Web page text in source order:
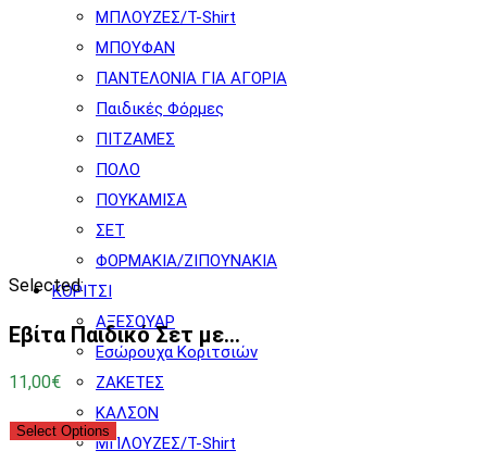
ΜΠΛΟΥΖΕΣ/T-Shirt
ΜΠΟΥΦΑΝ
ΠΑΝΤΕΛΟΝΙΑ ΓΙΑ ΑΓΟΡΙΑ
Παιδικές Φόρμες
ΠΙΤΖΑΜΕΣ
ΠΟΛΟ
ΠΟΥΚΑΜΙΣΑ
ΣΕΤ
ΦΟΡΜΑΚΙΑ/ΖΙΠΟΥΝΑΚΙΑ
ΚΟΡΙΤΣΙ
ΑΞΕΣΟΥΑΡ
Εσώρουχα Κοριτσιών
ΖΑΚΕΤΕΣ
ΚΑΛΣΟΝ
ΜΠΛΟΥΖΕΣ/T-Shirt
Selected:
Εβίτα Παιδικό Σετ με…
11,00€
Select Options